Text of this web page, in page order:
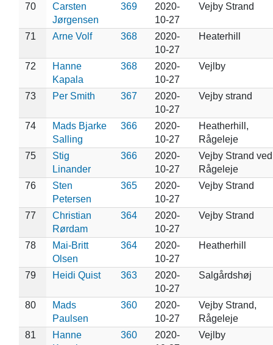
70
Carsten
Jørgensen
369
2020-
10-27
Vejby Strand
71 Arne Volf 368
2020-
10-27
Heaterhill
72
Hanne
Kapala
368
2020-
10-27
Vejlby
73 Per Smith 367
2020-
10-27
Vejby strand
74
Mads Bjarke
Salling
366
2020-
10-27
Heatherhill,
Rågeleje
75
Stig
Linander
366
2020-
10-27
Vejby Strand ved
Rågeleje
76
Sten
Petersen
365
2020-
10-27
Vejby Strand
77
Christian
Rørdam
364
2020-
10-27
Vejby Strand
78
Mai-Britt
Olsen
364
2020-
10-27
Heatherhill
79 Heidi Quist 363
2020-
10-27
Salgårdshøj
80
Mads
Paulsen
360
2020-
10-27
Vejby Strand,
Rågeleje
81
Hanne
360
2020-
Vejlby